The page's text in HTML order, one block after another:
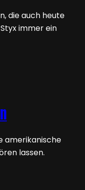
die auch heute
immer ein
amerikanische
lassen.